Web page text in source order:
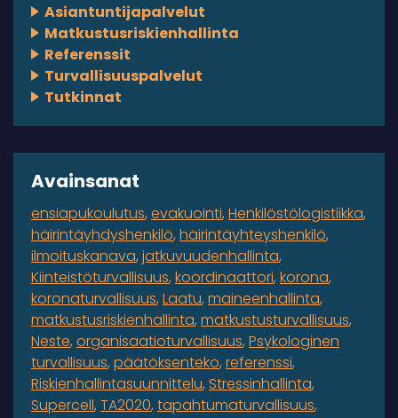
Asiantuntijapalvelut
Matkustusriskienhallinta
Referenssit
Turvallisuuspalvelut
Tutkinnat
Avainsanat
ensiapukoulutus evakuointi Henkilöstölogistiikka
häirintäyhdyshenkilö häirintäyhteyshenkilö
ilmoituskanava jatkuvuudenhallinta
Kiinteistöturvallisuus koordinaattori korona
koronaturvallisuus Laatu maineenhallinta
matkustusriskienhallinta matkustusturvallisuus
Neste organisaatioturvallisuus Psykologinen
turvallisuus päätöksenteko referenssi
Riskienhallintasuunnittelu Stressinhallinta
Supercell TA2020 tapahtumaturvallisuus